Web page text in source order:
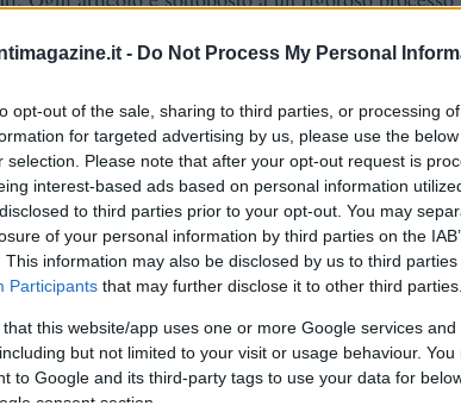
- Do Not Process My Personal
opt-out of the sale, sharing to third parties, or processing
for targeted advertising by us, please use the
selection. Please note that after your opt-out request is
interest-based ads based on personal information
to third parties prior to your opt-out. You may
of your personal information by third parties on the
This information may also be disclosed by us to third
Participants that may further disclose it to other third parties.
that this website/app uses one or more Google services
but not limited to your visit or usage behaviour.
to Google and its third-party tags to use your data for
consent section.
e rilevanza. I lettori possono trovare ricerche che
anche soluzioni innovative per il futuro.